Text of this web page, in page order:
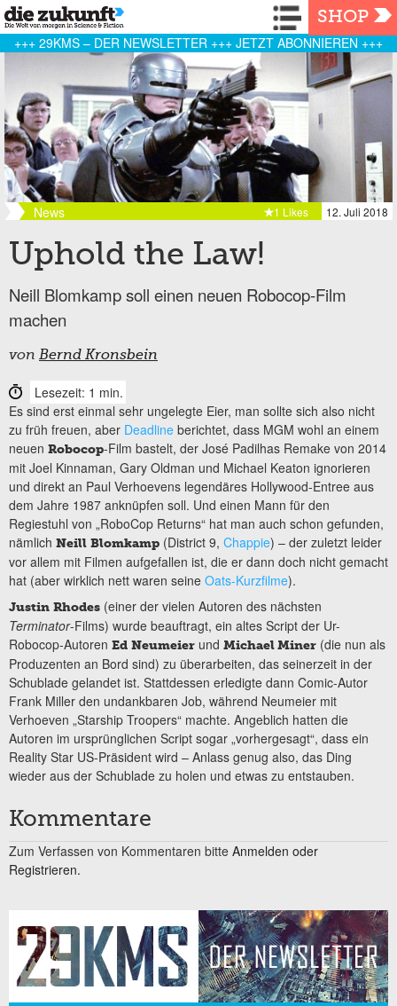
Navigation
SHOP
+++ 29KMS – DER NEWSLETTER +++ JETZT ABONNIEREN +++
News 12. Juli 2018
1 Likes
Uphold the Law!
Neill Blomkamp soll einen neuen Robocop-Film
machen
von Bernd Kronsbein
Lesezeit: 1 min.
Es sind erst einmal sehr ungelegte Eier, man sollte sich also nicht
zu früh freuen, aber Deadline berichtet, dass MGM wohl an einem
neuen Robocop-Film bastelt, der José Padilhas Remake von 2014
mit Joel Kinnaman, Gary Oldman und Michael Keaton ignorieren
und direkt an Paul Verhoevens legendäres Hollywood-Entree aus
dem Jahre 1987 anknüpfen soll. Und einen Mann für den
Regiestuhl von „RoboCop Returns“ hat man auch schon gefunden,
nämlich Neill Blomkamp (District 9, Chappie) – der zuletzt leider
vor allem mit Filmen aufgefallen ist, die er dann doch nicht gemacht
hat (aber wirklich nett waren seine Oats-Kurzfilme).
Justin Rhodes (einer der vielen Autoren des nächsten
Terminator-Films) wurde beauftragt, ein altes Script der Ur-
Robocop-Autoren Ed Neumeier und Michael Miner (die nun als
Produzenten an Bord sind) zu überarbeiten, das seinerzeit in der
Schublade gelandet ist. Stattdessen erledigte dann Comic-Autor
Frank Miller den undankbaren Job, während Neumeier mit
Verhoeven „Starship Troopers“ machte. Angeblich hatten die
Autoren im ursprünglichen Script sogar „vorhergesagt“, dass ein
Reality Star US-Präsident wird – Anlass genug also, das Ding
wieder aus der Schublade zu holen und etwas zu entstauben.
Kommentare
Zum Verfassen von Kommentaren bitte Anmelden oder
Registrieren.